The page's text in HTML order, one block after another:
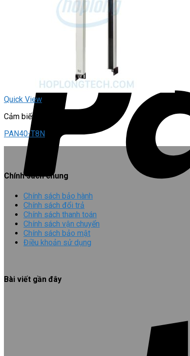
Quick View
Cảm biến vùng
PAN40-T8N
Chính sách chung
Chính sách bảo hành
Chính sách đổi trả
Chính sách thanh toán
Chính sách vận chuyển
Chính sách bảo mật
Điều khoản sử dụng
Bài viết gần đây